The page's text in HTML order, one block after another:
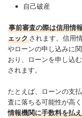
自己破産
事前審査の際は信用情
ェックされます。信用
やローンの申し込みに
おり、ローンを申し込
されます。
たとえば、ローンの支
査に落ちる可能性が高
情報機関に手数料を払